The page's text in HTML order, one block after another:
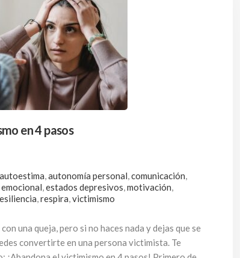
en 4 pasos
autoestima,autonomía personal,comunicación,
,estados depresivos,motivación,
,respira,victimismo
una queja, pero si no haces nada y dejas que se
convertirte en una persona victimista. Te